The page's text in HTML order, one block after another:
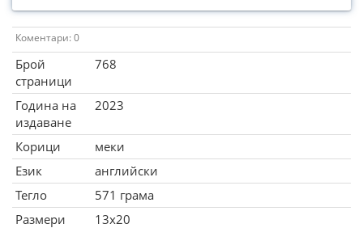
Коментари: 0
Брой
страници
768
Година на
издаване
2023
Корици
меки
Език
английски
Тегло
571 грама
Размери
13x20